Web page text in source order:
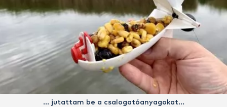
… jutattam be a csalogatóanyagokat…